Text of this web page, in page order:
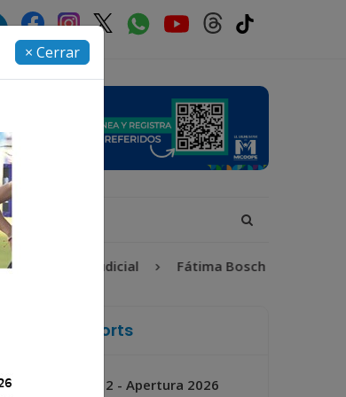
× Cerrar
Judicial Fátima Bosch
de Xela Sports
Jornada 2 - Apertura 2026